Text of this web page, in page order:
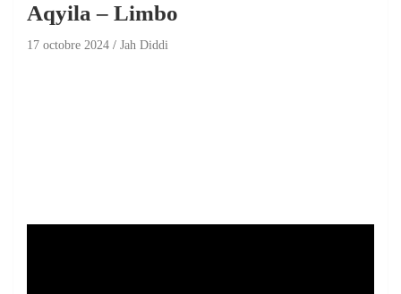
Aqyila – Limbo
17 octobre 2024 Jah Diddi